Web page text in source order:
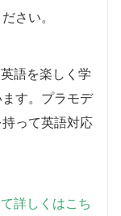
さい。
語を楽しく学
す。プラモデ
って英語対応
詳しくはこち